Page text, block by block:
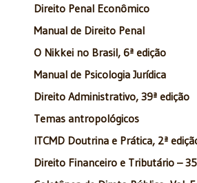
Direito Penal Econômico
Manual de Direito Penal
O Nikkei no Brasil, 6ª edição
Manual de Psicologia Jurídica
Direito Administrativo, 39ª edição
Temas antropológicos
ITCMD Doutrina e Prática, 2ª
Direito Financeiro e Tributário –